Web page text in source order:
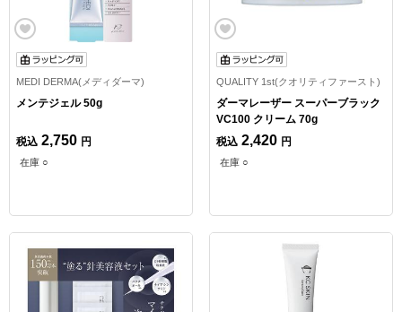
MEDI DERMA(メディダーマ)
メンテジェル 50g
税込 2,750 円
在庫 ○
QUALITY 1st(クオリティファースト)
ダーマレーザー スーパーブラック
VC100 クリーム 70g
税込 2,420 円
在庫 ○